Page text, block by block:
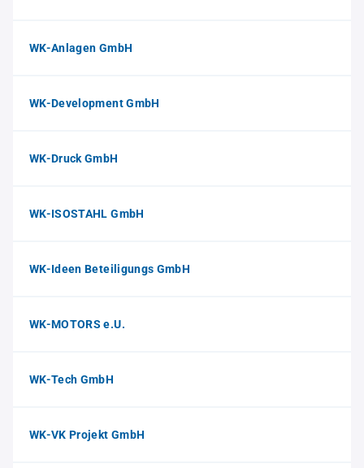
WK-Anlagen GmbH
WK-Development GmbH
WK-Druck GmbH
WK-ISOSTAHL GmbH
WK-Ideen Beteiligungs GmbH
WK-MOTORS e.U.
WK-Tech GmbH
WK-VK Projekt GmbH